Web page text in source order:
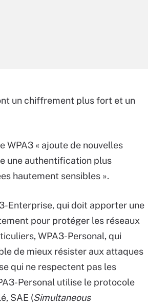
un chiffrement plus fort et un
WPA3 « ajoute de nouvelles
une authentification plus
hautement sensibles ».
Enterprise, qui doit apporter une
pour protéger les réseaux
WPA3-Personal, qui
de mieux résister aux attaques
qui ne respectent pas les
Personal utilise le protocole
SAE (Simultaneous